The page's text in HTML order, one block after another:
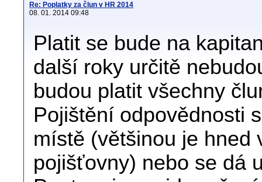
Re: Poplatky za člun v HR 2014
08. 01. 2014 09:48
Platit se bude na
další roky určitě
budou platit všechny
Pojištění odpovědnosti
místě (většinou je hned
pojišťovny) nebo se dá